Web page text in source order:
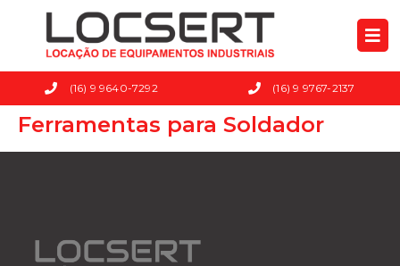
(16) 9 9640-7292 (16) 9 9767-2137
Ferramentas para Soldador